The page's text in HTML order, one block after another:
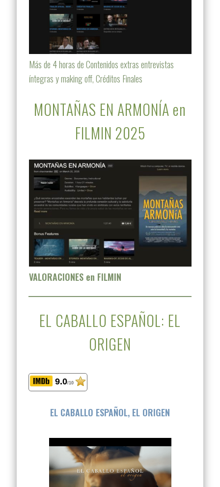
Más de 4 horas de Contenidos extras entrevistas
íntegras y making off, Créditos Finales
MONTAÑAS EN ARMONÍA en
FILMIN 2025
VALORACIONES en FILMIN
EL CABALLO ESPAÑOL: EL
ORIGEN
9.0/10
EL CABALLO ESPAÑOL, EL ORIGEN